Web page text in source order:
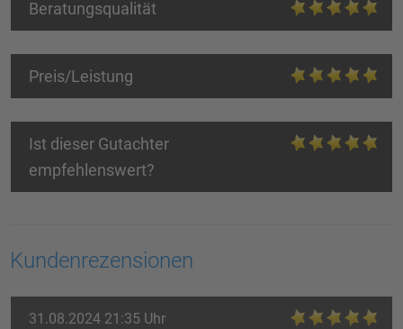
Beratungsqualität
Preis/Leistung
Ist dieser Gutachter
empfehlenswert?
Kundenrezensionen
31.08.2024 21:35 Uhr